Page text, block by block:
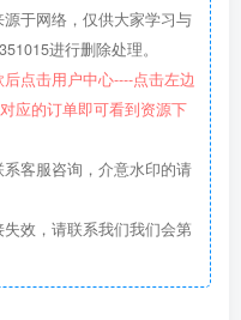
于网络，仅供大家学习与
进行删除处理。
后点击用户中心----点击左边
应的订单即可看到资源下
客服咨询，介意水印的请
效，请联系我们我们会第